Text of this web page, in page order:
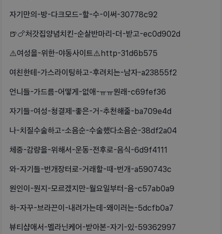
자기만의-방-다크모드-할-수-이써-30778c92
🍺🍗처갓집양념치킨-순살반마리-더-받고-ec0d902d
⚠️여성을-위한-야동사이트⚠️http-31d6b575
여친한테-가스라이팅하고-후려치는-남자-a23855f2
언니들-가드름-어떻게-없애-ㅠㅠ원래-c69fef36
자기들-여성-청결제-좋은-거-추천해줄-ba709e4d
나-치질수술하고-소음순-수술했다소음순-38df2a04
체중-감량을-위해서-운동-전후로-음식-6d9f4111
와-자기들-번개장터로-거래할-때-번개-a590743c
원인이-뭔지-모르겠지만-월요일부터-음-c57ab0a9
하-자꾸-브라끈이-내려가는데-왜이러는-5dcfb0a7
뷰티샵애서-멜라닌케어-받아본-자기-있-59362997